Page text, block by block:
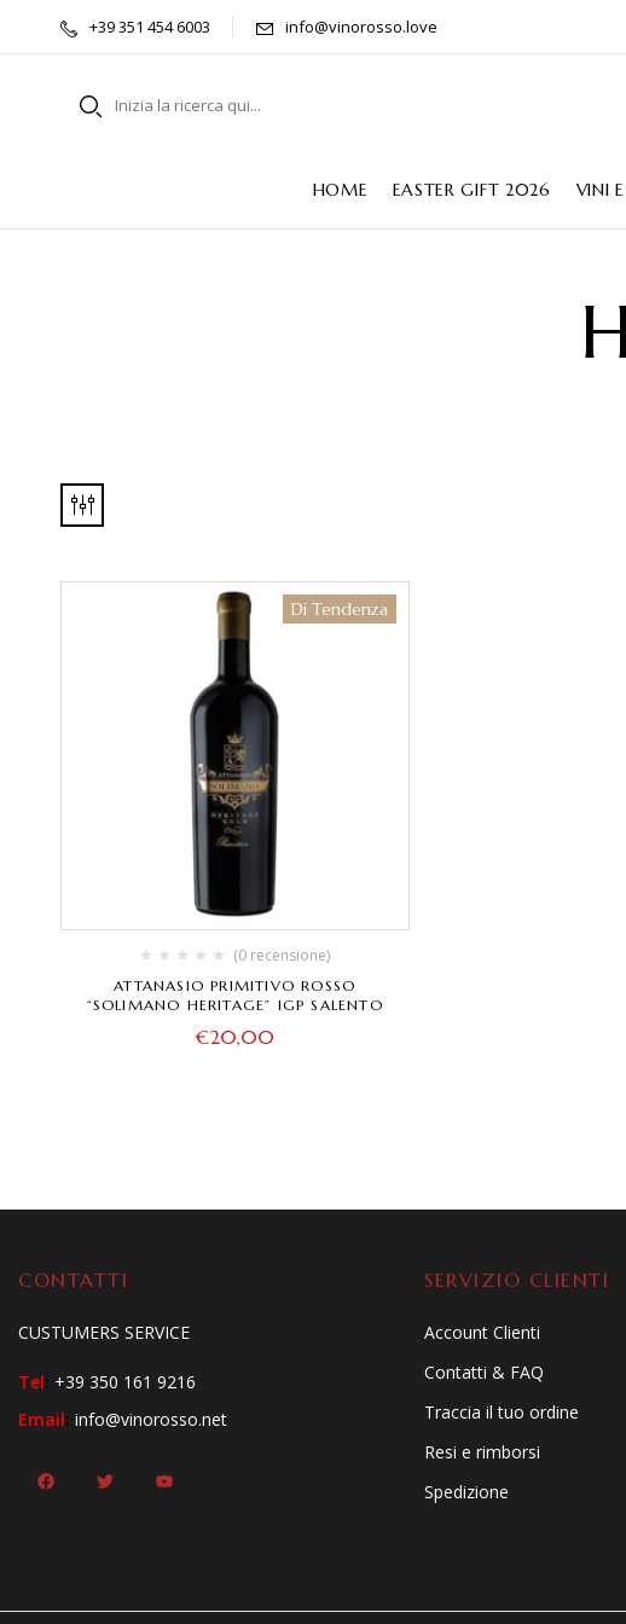
+39 351 454 6003 info@vinorosso.love
HOME EASTER GIFT 2026 VINI
Di Tendenza
(0 recensione)
ATTANASIO PRIMITIVO ROSSO
“SOLIMANO HERITAGE” IGP SALENTO
€20,00
CONTATTI
CUSTUMERS SERVICE
Tel: +39 350 161 9216
Email: info@vinorosso.net
SERVIZIO CLIENTI
Account Clienti
Contatti & FAQ
Traccia il tuo ordine
Resi e rimborsi
Spedizione